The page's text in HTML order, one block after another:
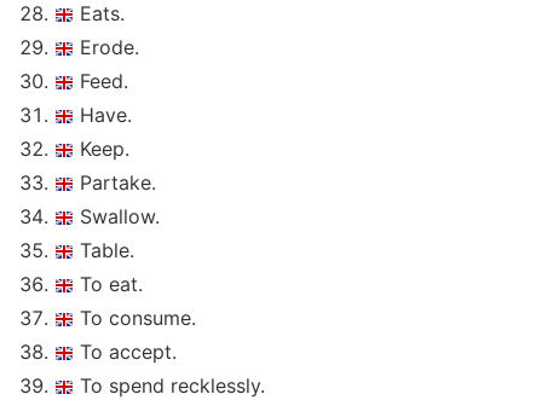
Eats.
Erode.
Feed.
Have.
Keep.
Partake.
Swallow.
Table.
To eat.
To consume.
To accept.
To spend recklessly.